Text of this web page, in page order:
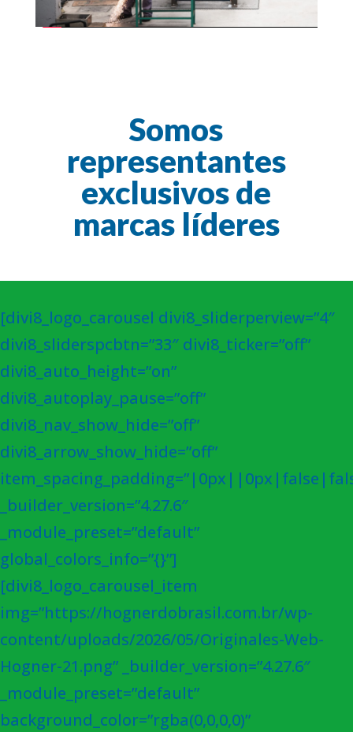
Somos
representantes
exclusivos de
marcas líderes
[divi8_logo_carousel divi8_sliderperview=”4″
divi8_sliderspcbtn=”33″ divi8_ticker=”off”
divi8_auto_height=”on”
divi8_autoplay_pause=”off”
divi8_nav_show_hide=”off”
divi8_arrow_show_hide=”off”
_builder_version=”4.27.6″
_module_preset=”default”
global_colors_info=”{}”]
[divi8_logo_carousel_item
img=”https://hognerdobrasil.com.br/wp-
content/uploads/2026/05/Originales-Web-
Hogner-21.png” _builder_version=”4.27.6″
_module_preset=”default”
background_color=”rgba(0,0,0,0)”